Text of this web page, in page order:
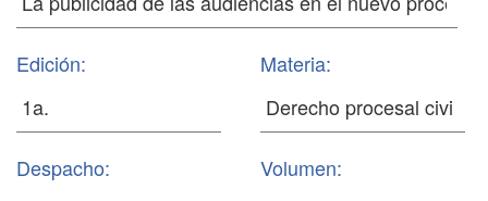
Edición: Materia:
Despacho: Volumen: